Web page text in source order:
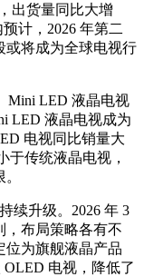
出货量同比大增
计，2026 年第二
或将成为全球电视行
Mini LED 液晶电视
LED 液晶电视成为
电视同比销量大
于传统液晶电视，
续升级。2026 年 3
，布局策略各有不
位为旗舰液晶产品
电视，降低了